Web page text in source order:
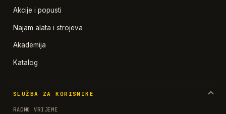
Akcije i popusti
Najam alata i strojeva
Akademija
Katalog
SLUŽBA ZA KORISNIKE
RADNO VRIJEME